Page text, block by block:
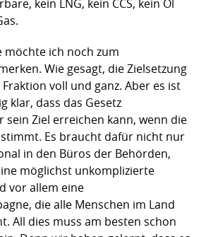
kein LNG, kein CCS, kein Öl
möchte ich noch zum
Wie gesagt, die Zielsetzung
voll und ganz. Aber es ist
klar, dass das Gesetz
sein Ziel erreichen kann, wenn die
Es braucht dafür nicht nur
in den Büros der Behörden,
möglichst unkomplizierte
vor allem eine
die alle Menschen im Land
All dies muss am besten schon